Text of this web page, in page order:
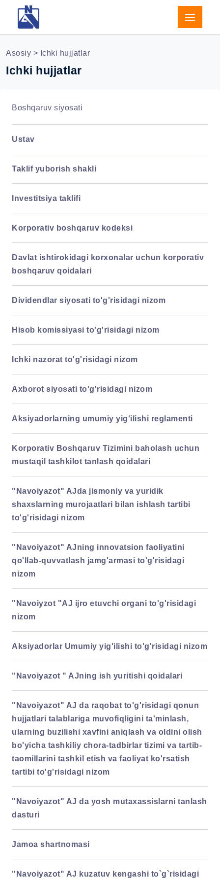
Asosiy > Ichki hujjatlar
Ichki hujjatlar
Boshqaruv siyosati
Ustav
Taklif yuborish shakli
Investitsiya taklifi
Korporativ boshqaruv kodeksi
Davlat ishtirokidagi korxonalar uchun korporativ
boshqaruv qoidalari
Dividendlar siyosati to'g'risidagi nizom
Hisob komissiyasi to'g'risidagi nizom
Ichki nazorat to'g'risidagi nizom
Axborot siyosati to'g'risidagi nizom
Aksiyadorlarning umumiy yig‘ilishi reglamenti
Korporativ Boshqaruv Tizimini baholash uchun
mustaqil tashkilot tanlash qoidalari
"Navoiyazot" AJda jismoniy va yuridik
shaxslarning murojaatlari bilan ishlash tartibi
to'g'risidagi nizom
"Navoiyazot" AJning innovatsion faoliyatini
qo'llab-quvvatlash jamg'armasi to'g'risidagi
nizom
"Navoiyzot "AJ ijro etuvchi organi to'g'risidagi
nizom
Aksiyadorlar Umumiy yig'ilishi to'g'risidagi nizom
"Navoiyazot " AJning ish yuritishi qoidalari
"Navoiyazot" AJ da raqobat to'g'risidagi qonun
hujjatlari talablariga muvofiqligini ta'minlash,
ularning buzilishi xavfini aniqlash va oldini olish
bo'yicha tashkiliy chora-tadbirlar tizimi va tartib-
taomillarini tashkil etish va faoliyat ko'rsatish
tartibi to'g'risidagi nizom
"Navoiyazot" AJ da yosh mutaxassislarni tanlash
dasturi
Jamoa shartnomasi
"Navoiyazot" AJ kuzatuv kengashi to`g`risidagi